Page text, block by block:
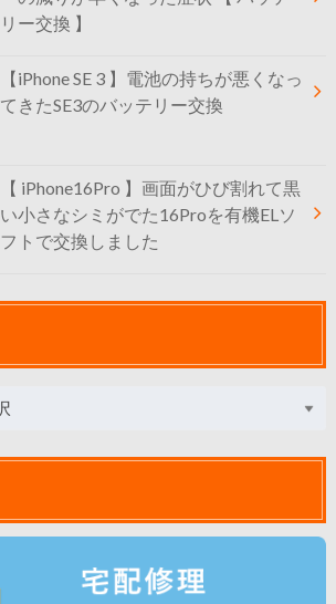
リー交換 】
【iPhone SE 3 】電池の持ちが悪くなっ
てきたSE3のバッテリー交換
【 iPhone16Pro 】画面がひび割れて黒
い小さなシミがでた16Proを有機ELソ
フトで交換しました